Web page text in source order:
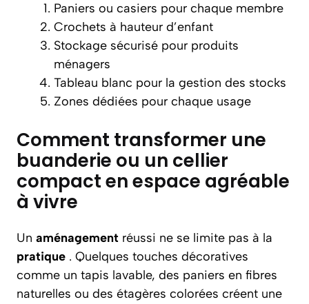
Paniers ou casiers pour chaque membre
Crochets à hauteur d’enfant
Stockage sécurisé pour produits
ménagers
Tableau blanc pour la gestion des stocks
Zones dédiées pour chaque usage
Comment transformer une
buanderie ou un cellier
compact en espace agréable
à vivre
Un aménagement réussi ne se limite pas à la
pratique . Quelques touches décoratives
comme un tapis lavable, des paniers en fibres
naturelles ou des étagères colorées créent une